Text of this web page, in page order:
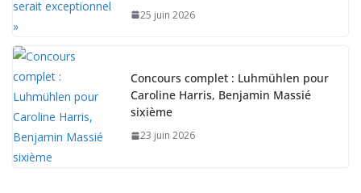
25 juin 2026
Concours complet : Luhmühlen pour
Caroline Harris, Benjamin Massié
sixième
23 juin 2026